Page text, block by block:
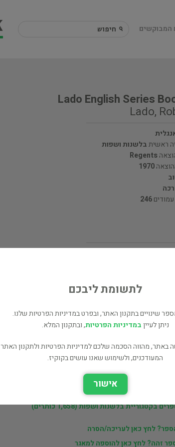
המבוקשים
Lado English Series
Lado,
ראשיתבלשנות ושפות
Regents
1970
רכה
246
למכירה של יורי דיקשטיין (3,019 כותרים)
בקטגוריית בלשנות ושפות (1,658 כותרים)
לחץ כאן לעריכה/הסרה
זהה? לחץ כאן להוספה למאגר
לתשומת ליבכם
שינויים בתקנון האתר, ובפרט במדיניות הפרטיות שלנו.
ניתן לעייןבמדיניות הפרטיות, ובתקנון המלא.
באתר, מהווה הסכמה שלכם למדיניות הפרטיות ולתקנון האתר
המעודכנים, ולשימוש שאנו עושים בקוקיז.
אישור